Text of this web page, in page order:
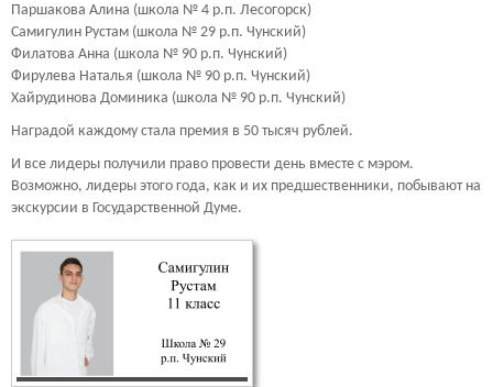
Паршакова Алина (школа № 4 р.п. Лесогорск)
Самигулин Рустам (школа № 29 р.п. Чунский)
Филатова Анна (школа № 90 р.п. Чунский)
Фирулева Наталья (школа № 90 р.п. Чунский)
Хайрудинова Доминика (школа № 90 р.п. Чунский)
Наградой каждому стала премия в 50 тысяч рублей.
И все лидеры получили право провести день вместе с мэром.
Возможно, лидеры этого года, как и их предшественники, побывают на
экскурсии в Государственной Думе.